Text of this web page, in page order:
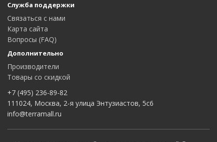
Служба поддержки
Связаться с нами
Карта сайта
Вопросы (FAQ)
Дополнительно
Производители
Товары со скидкой
+7 (495) 236-89-82
111024, Москва, 2-я улица Энтузиастов, 5с6
info@terramall.ru